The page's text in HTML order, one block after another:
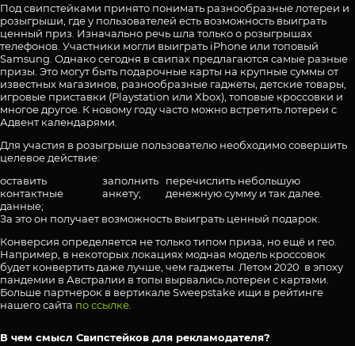
Под свипстейками принято понимать разнообразные лотереи и
розыгрыши, где у пользователей есть возможность выиграть
ценный приз. Изначально речь шла только о розыгрышах
телефонов. Участники могли выиграть iPhone или топовый
Samsung. Однако сегодня в свипах предлагаются самые разные
призы. Это могут быть подарочные карты на крупные суммы от
известных магазинов, разнообразные гаджеты, детские товары,
игровые приставки (Playstation или Xbox), топовые кроссовки и
многое другое. К новому году часто можно встретить лотереи с
Адвент календарями.
Для участия в розыгрыше пользователю необходимо совершить
целевое действие:
оставить
контактные
данные;
заполнить
анкету;
перечислить небольшую
денежную сумму и так далее.
За это он получает возможность выиграть ценный подарок.
Конверсия определяется не только типом приза, но ещё и гео.
Например, в некоторых локациях модная модель кроссовок
будет конвертить даже лучше, чем гаджеты. Летом 2020 в эпоху
пандемии в Австралии в топы вырвались лотереи с картами.
Больше партнерок в вертикале Sweepstake ищи в рейтинге
нашего сайта по ссылке
В чем смысл Свипстейков для рекламодателя?